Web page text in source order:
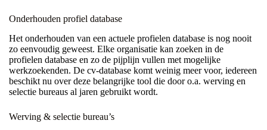
Onderhouden profiel database
Het onderhouden van een actuele profielen database is nog nooit
zo eenvoudig geweest. Elke organisatie kan zoeken in de
profielen database en zo de pijplijn vullen met mogelijke
werkzoekenden. De cv-database komt weinig meer voor, iedereen
beschikt nu over deze belangrijke tool die door o.a. werving en
selectie bureaus al jaren gebruikt wordt.
Werving & selectie bureau’s